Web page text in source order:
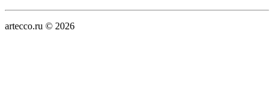
artecco.ru © 2026